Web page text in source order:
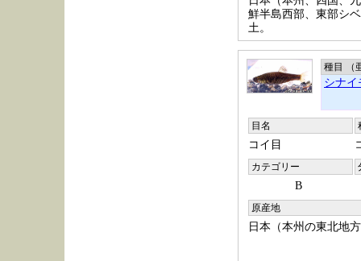
鮮半島西部、東部シ
土。
種目 （
シナイ
目名
コイ目
カテゴリー
B
原産地
日本（本州の東北地